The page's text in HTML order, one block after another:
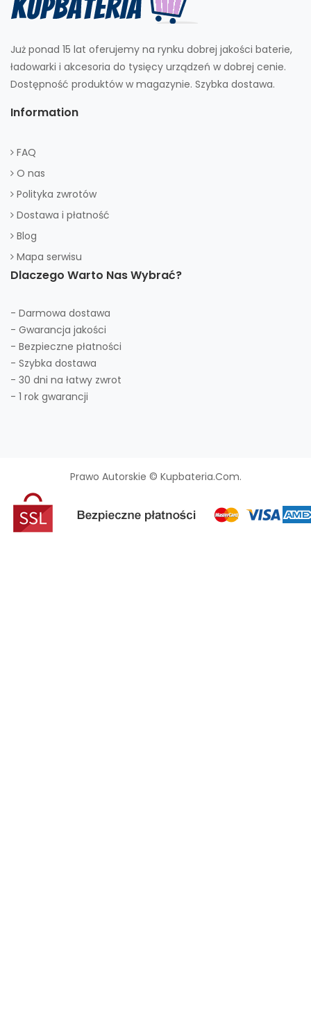
Już ponad 15 lat oferujemy na rynku dobrej jakości baterie,
ładowarki i akcesoria do tysięcy urządzeń w dobrej cenie.
Dostępność produktów w magazynie. Szybka dostawa.
Information
FAQ
O nas
Polityka zwrotów
Dostawa i płatność
Blog
Mapa serwisu
Dlaczego Warto Nas Wybrać?
- Darmowa dostawa
- Gwarancja jakości
- Bezpieczne płatności
- Szybka dostawa
- 30 dni na łatwy zwrot
- 1 rok gwarancji
Prawo Autorskie © Kupbateria.com.